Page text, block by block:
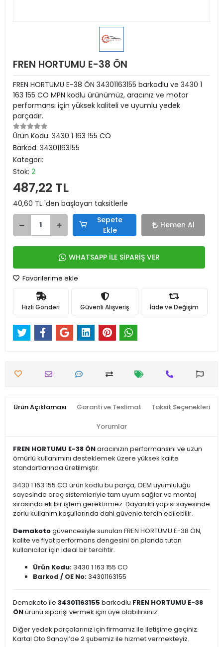
FREN HORTUMU E-38 ÖN
FREN HORTUMU E-38 ÖN 34301163155 barkodlu ve 3430 1
163 155 CO MPN kodlu ürünümüz, aracınız ve motor
performansı için yüksek kaliteli ve uyumlu yedek
parçadır.
Ürün Kodu: 3430 1 163 155 CO
Barkod: 34301163155
Kategori:
Stok: 2
487,22 TL
40,60 TL 'den başlayan taksitlerle
Sepete
Ekle
Hemen Al
WHATSAPP İLE SİPARİŞ VER
Favorilerime ekle
Hızlı Gönderi Güvenli Alışveriş İade ve Değişim
Ürün Açıklaması Garanti ve Teslimat Taksit Seçenekleri
Yorumlar
FREN HORTUMU E-38 ÖNaracınızın performansını ve uzun
ömürlü kullanımını desteklemek üzere yüksek kalite
standartlarında üretilmiştir.
3430 1 163 155 CO ürün kodlu bu parça, OEM uyumluluğu
sayesinde araç sistemleriyle tam uyum sağlar ve montaj
sırasında ek bir işlem gerektirmez. Dayanıklı yapısı sayesinde
zorlu kullanım koşullarında dahi güvenle tercih edilebilir.
Demakotogüvencesiyle sunulan FREN HORTUMU E-38 ÖN,
kalite ve fiyat performans dengesini ön planda tutan
kullanıcılar için ideal bir tercihtir.
Ürün Kodu:3430 1 163 155 CO
Barkod / OE No:34301163155
Demakoto ile 34301163155 barkodlu FREN HORTUMU E-38
ÖNürünü siparişi vermek için üye olabilirsiniz.
Diğer yedek parçalarınız için firmamız ile iletişime geçiniz.
Kartal Oto Sanayi’de 2 şubemiz ile hizmet vermekteyiz.